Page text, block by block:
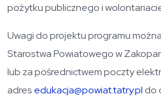
pożytku publicznego i
Uwagi do projektu programu
Starostwa Powiatowego w
lub za pośrednictwem poczty
adres edukacja@powiat.tatry.pl do